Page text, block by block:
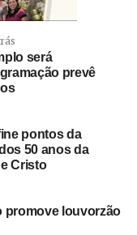
será
prevê
pontos da
50 anos da
Cristo
promove louvorzão